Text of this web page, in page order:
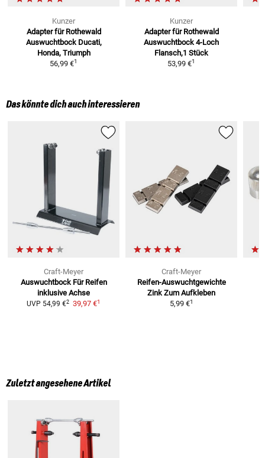
Kunzer
Adapter für Rothewald
Auswuchtbock Ducati,
Honda, Triumph
56,99 €1
Kunzer
Adapter für Rothewald
Auswuchtbock 4-Loch
Flansch,1 Stück
53,99 €1
Das könnte dich auch interessieren
Craft-Meyer
Auswuchtbock Für Reifen
inklusive Achse
UVP 54,99 €2 39,97 €1
Craft-Meyer
Reifen-Auswuchtgewichte
Zink Zum Aufkleben
5,99 €1
Zuletzt angesehene Artikel